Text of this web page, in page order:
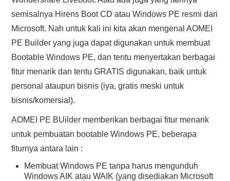
semisalnya Hirens Boot CD atau Windows PE resmi dari
Microsoft. Nah untuk kali ini kita akan mengenal AOMEI
PE Builder yang juga dapat digunakan untuk membuat
Bootable Windows PE, dan tentu menyertakan berbagai
fitur menarik dan tentu GRATIS digunakan, baik untuk
personal ataupun bisnis (iya, gratis meski untuk
bisnis/komersial).
AOMEI PE BUilder memberikan berbagai fitur menarik
untuk pembuatan bootable Windows PE, beberapa
fiturnya antara lain :
Membuat Windows PE tanpa harus mengunduh
Windows AIK atau WAIK (yang disediakan Microsoft